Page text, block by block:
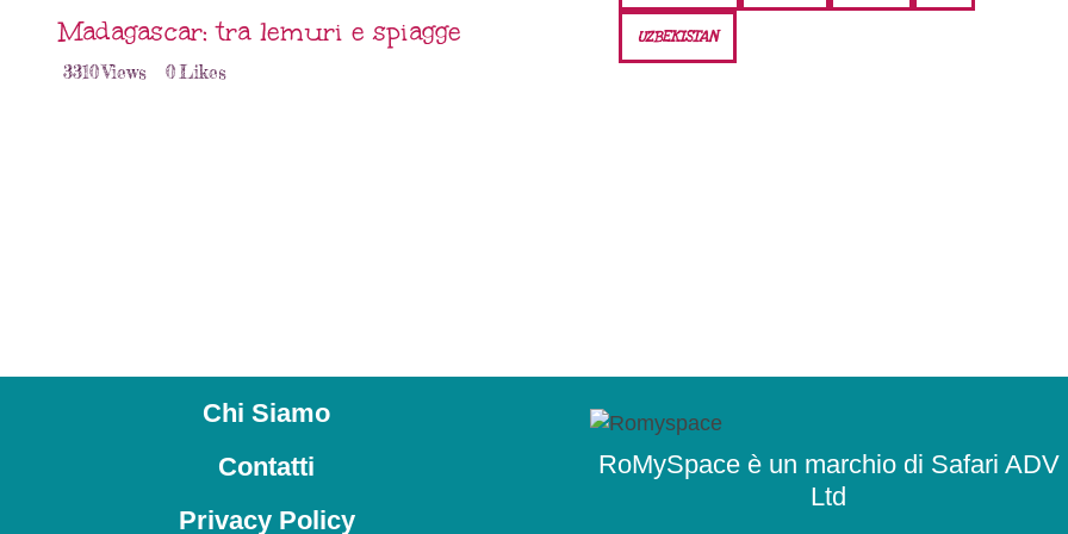
Madagascar: tra lemuri e spiagge
3310Views 0Likes
UZBEKISTAN
Chi Siamo
Contatti
Privacy Policy
RoMySpace è un marchio di Safari ADV
Ltd